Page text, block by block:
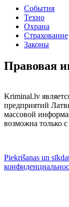
События
Техно
Охрана
Страхование
Законы
Правовая
Kriminal.lv
предприятий
массовой
возможна только
Piekrišanas un